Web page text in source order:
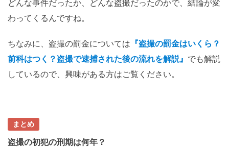
どんな事件だったか、どんな盗撮だったのかで、結論が変
わってくるんですね。
ちなみに、盗撮の罰金については 『盗撮の罰金はいくら？
前科はつく？盗撮で逮捕された後の流れを解説』 でも解説
しているので、興味がある方はご覧ください。
まとめ
盗撮の初犯の刑期は何年？